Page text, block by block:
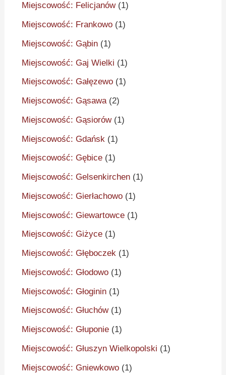
Miejscowość: Felicjanów(1)
Miejscowość: Frankowo (1)
Miejscowość: Gąbin (1)
Miejscowość: Gaj Wielki (1)
Miejscowość: Gałęzewo (1)
Miejscowość: Gąsawa(2)
Miejscowość: Gąsiorów(1)
Miejscowość: Gdańsk (1)
Miejscowość: Gębice (1)
Miejscowość: Gelsenkirchen (1)
Miejscowość: Gierłachowo (1)
Miejscowość: Giewartowce (1)
Miejscowość: Giżyce (1)
Miejscowość: Głęboczek (1)
Miejscowość: Głodowo (1)
Miejscowość: Głoginin (1)
Miejscowość: Głuchów(1)
Miejscowość: Głuponie (1)
Miejscowość: Głuszyn Wielkopolski (1)
Miejscowość: Gniewkowo (1)